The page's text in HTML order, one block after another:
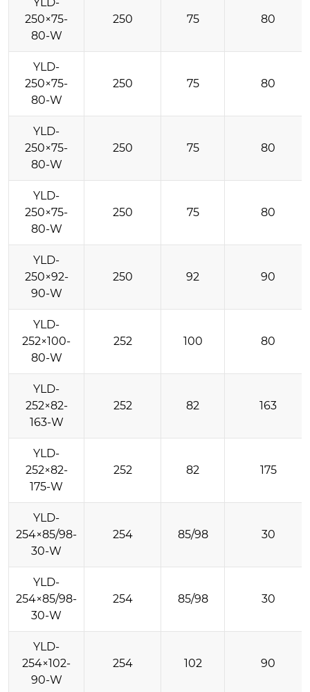
250×75-
80-W
250 75 80
YLD-
250×75-
80-W
250 75 80
YLD-
250×75-
80-W
250 75 80
YLD-
250×75-
80-W
250 75 80
YLD-
250×92-
90-W
250 92 90
YLD-
252×100-
80-W
252 100 80
YLD-
252×82-
163-W
252 82 163
YLD-
252×82-
175-W
252 82 175
YLD-
254×85/98-
30-W
254 85/98 30
YLD-
254×85/98-
30-W
254 85/98 30
YLD-
254×102-
90-W
254 102 90